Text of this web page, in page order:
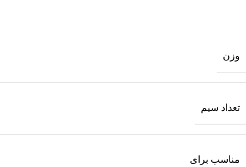
وزن
تعداد سیم
مناسب برای